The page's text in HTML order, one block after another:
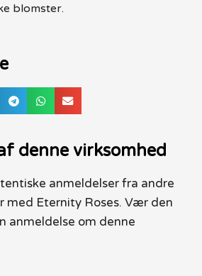
blomster.
denne virksomhed
anmeldelser fra andre
med Eternity Roses. Vær den
anmeldelse om denne